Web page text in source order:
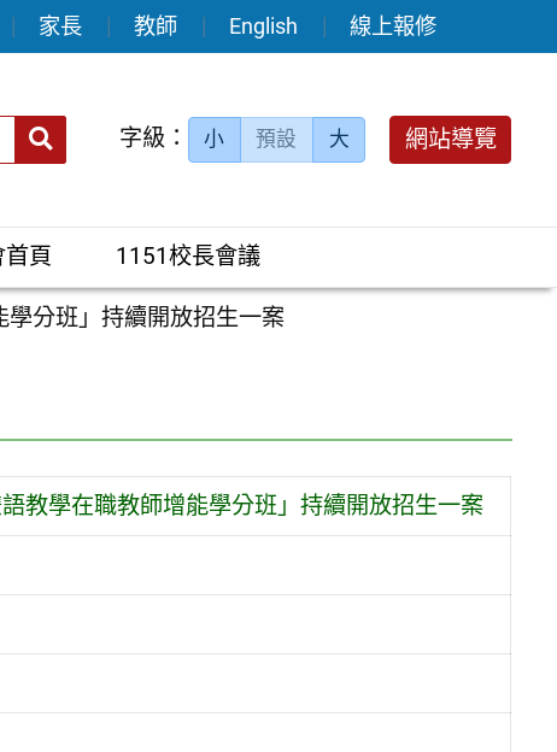
家長 教師 English 線上報修
送出 字級： 小 預設 大 網站導覽
頁 1151校長會議
分班」持續開放招生一案
教學在職教師增能學分班」持續開放招生一案